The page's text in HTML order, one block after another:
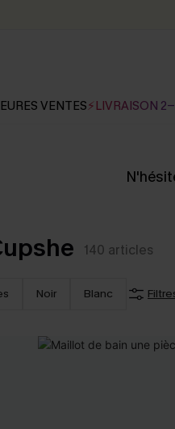
VENTES⚡LIVRAISON
140 articles
Noir Blanc